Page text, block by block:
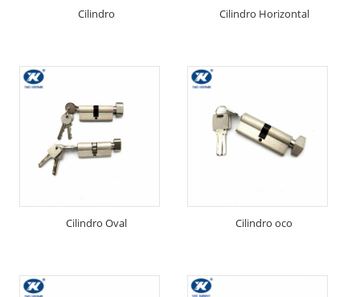
Cilindro Cilindro Horizontal
Cilindro Oval Cilindro oco